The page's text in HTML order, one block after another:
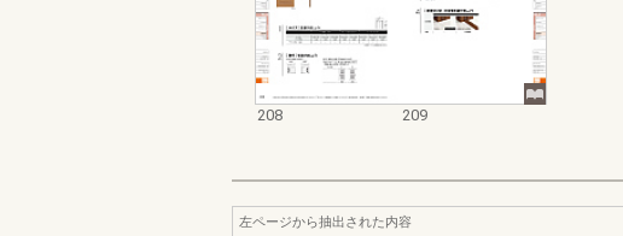
208 209
左ページから抽出された内容